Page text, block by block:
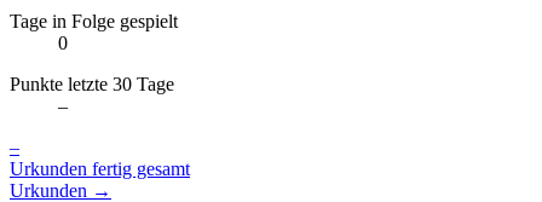
Tage in Folge gespielt
0
Punkte letzte 30 Tage
–
–
Urkunden fertig gesamt
Urkunden →